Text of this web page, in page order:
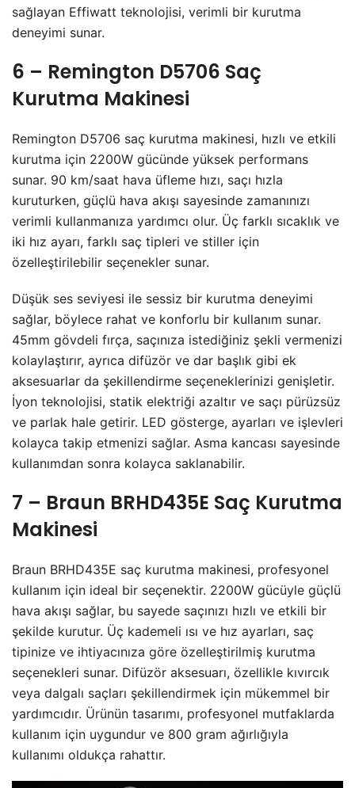
sağlayan Effiwatt teknolojisi, verimli bir kurutma
deneyimi sunar.
6 – Remington D5706 Saç
Kurutma Makinesi
Remington D5706 saç kurutma makinesi, hızlı ve etkili
kurutma için 2200W gücünde yüksek performans
sunar. 90 km/saat hava üfleme hızı, saçı hızla
kuruturken, güçlü hava akışı sayesinde zamanınızı
verimli kullanmanıza yardımcı olur. Üç farklı sıcaklık ve
iki hız ayarı, farklı saç tipleri ve stiller için
özelleştirilebilir seçenekler sunar.
Düşük ses seviyesi ile sessiz bir kurutma deneyimi
sağlar, böylece rahat ve konforlu bir kullanım sunar.
45mm gövdeli fırça, saçınıza istediğiniz şekli vermenizi
kolaylaştırır, ayrıca difüzör ve dar başlık gibi ek
aksesuarlar da şekillendirme seçeneklerinizi genişletir.
İyon teknolojisi, statik elektriği azaltır ve saçı pürüzsüz
ve parlak hale getirir. LED gösterge, ayarları ve işlevleri
kolayca takip etmenizi sağlar. Asma kancası sayesinde
kullanımdan sonra kolayca saklanabilir.
7 – Braun BRHD435E Saç Kurutma
Makinesi
Braun BRHD435E saç kurutma makinesi, profesyonel
kullanım için ideal bir seçenektir. 2200W gücüyle güçlü
hava akışı sağlar, bu sayede saçınızı hızlı ve etkili bir
şekilde kurutur. Üç kademeli ısı ve hız ayarları, saç
tipinize ve ihtiyacınıza göre özelleştirilmiş kurutma
seçenekleri sunar. Difüzör aksesuarı, özellikle kıvırcık
veya dalgalı saçları şekillendirmek için mükemmel bir
yardımcıdır. Ürünün tasarımı, profesyonel mutfaklarda
kullanım için uygundur ve 800 gram ağırlığıyla
kullanımı oldukça rahattır.